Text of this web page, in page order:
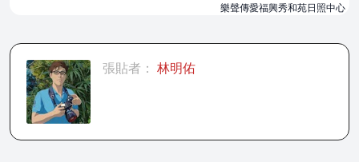
樂聲傳愛福興秀和苑日照中心
張貼者： 林明佑